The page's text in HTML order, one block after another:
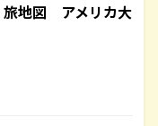
地図 アメリカ大